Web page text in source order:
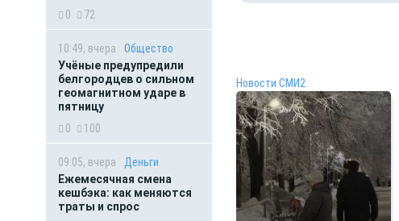
0
72
10:49, вчера
Общество
Учёные предупредили
белгородцев о сильном
геомагнитном ударе в
пятницу
0
100
09:05, вчера
Деньги
Ежемесячная смена
кешбэка: как меняются
траты и спрос
Новости СМИ2